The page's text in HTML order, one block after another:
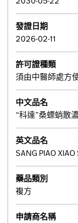
發證日期
2026-02-11
許可證種類
須由中醫師處方
中文品名
“科達”桑螵蛸散
英文品名
SANG PIAO
藥品類別
複方
申請商名稱